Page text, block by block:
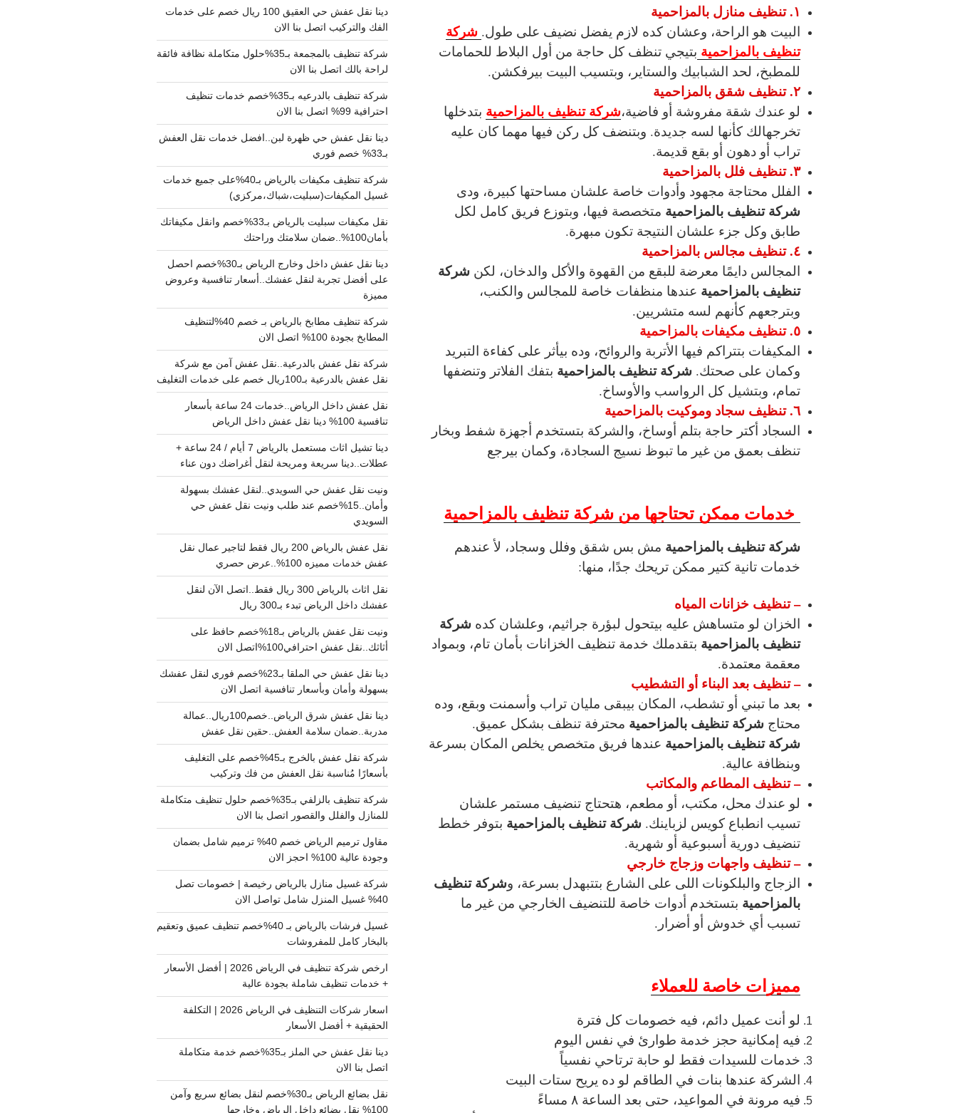
١. تنظيف منازل بالمزاحمية
البيت هو الراحة، وعشان كده لازم يفضل نضيف على طول. شركة
تنظيف بالمزاحمية بتيجي تنظف كل حاجة من أول البلاط للحمامات
للمطبخ، لحد الشبابيك والستاير، وبتسيب البيت بيرفكشن.
٢. تنظيف شقق بالمزاحمية
لو عندك شقة مفروشة أو فاضية،شركة تنظيف بالمزاحمية بتدخلها
تخرجهالك كأنها لسه جديدة. وبتنضف كل ركن فيها مهما كان عليه
تراب أو دهون أو بقع قديمة.
٣. تنظيف فلل بالمزاحمية
الفلل محتاجة مجهود وأدوات خاصة علشان مساحتها كبيرة، ودى
شركة تنظيف بالمزاحمية متخصصة فيها، وبتوزع فريق كامل لكل
طابق وكل جزء علشان النتيجة تكون مبهرة.
٤. تنظيف مجالس بالمزاحمية
المجالس دايمًا معرضة للبقع من القهوة والأكل والدخان، لكن شركة
تنظيف بالمزاحمية عندها منظفات خاصة للمجالس والكنب،
وبترجعهم كأنهم لسه متشريين.
٥. تنظيف مكيفات بالمزاحمية
المكيفات بتتراكم فيها الأتربة والروائح، وده بيأثر على كفاءة التبريد
وكمان على صحتك. شركة تنظيف بالمزاحمية بتفك الفلاتر وتنضفها
تمام، وبتشيل كل الرواسب والأوساخ.
٦. تنظيف سجاد وموكيت بالمزاحمية
السجاد أكتر حاجة بتلم أوساخ، والشركة بتستخدم أجهزة شفط وبخار
تنظف بعمق من غير ما تبوظ نسيج السجادة، وكمان بيرجع
خدمات ممكن تحتاجها من شركة تنظيف بالمزاحمية
شركة تنظيف بالمزاحمية مش بس شقق وفلل وسجاد، لأ عندهم
خدمات تانية كتير ممكن تريحك جدًا، منها:
– تنظيف خزانات المياه
الخزان لو متساهش عليه بيتحول لبؤرة جراثيم، وعلشان كده شركة
تنظيف بالمزاحمية بتقدملك خدمة تنظيف الخزانات بأمان تام، وبمواد
معقمة معتمدة.
– تنظيف بعد البناء أو التشطيب
بعد ما تبني أو تشطب، المكان بيبقى مليان تراب وأسمنت وبقع، وده
محتاج شركة تنظيف بالمزاحمية محترفة تنظف بشكل عميق.
شركة تنظيف بالمزاحمية عندها فريق متخصص يخلص المكان بسرعة
وبنظافة عالية.
– تنظيف المطاعم والمكاتب
لو عندك محل، مكتب، أو مطعم، هتحتاج تنضيف مستمر علشان
تسيب انطباع كويس لزباينك. شركة تنظيف بالمزاحمية بتوفر خطط
تنضيف دورية أسبوعية أو شهرية.
– تنظيف واجهات وزجاج خارجي
الزجاج والبلكونات اللى على الشارع بتتبهدل بسرعة، وشركة تنظيف
بالمزاحمية بتستخدم أدوات خاصة للتنضيف الخارجي من غير ما
تسبب أي خدوش أو أضرار.
مميزات خاصة للعملاء
لو أنت عميل دائم، فيه خصومات كل فترة
فيه إمكانية حجز خدمة طوارئ في نفس اليوم
خدمات للسيدات فقط لو حابة ترتاحي نفسياً
الشركة عندها بنات في الطاقم لو ده يريح ستات البيت
فيه مرونة في المواعيد، حتى بعد الساعة ٨ مساءً
دينا نقل عفش حي العقيق 100 ريال خصم على خدمات
الفك والتركيب اتصل بنا الان
شركة تنظيف بالمجمعة بـ35%حلول متكاملة نظافة فائقة
لراحة بالك اتصل بنا الان
شركة تنظيف بالدرعيه بـ35%خصم خدمات تنظيف
احترافية 99% اتصل بنا الان
دينا نقل عفش حي ظهرة لبن..افضل خدمات نقل العفش
بـ33% خصم فوري
شركة تنظيف مكيفات بالرياض بـ40%على جميع خدمات
غسيل المكيفات(سبليت،شباك،مركزي)
نقل مكيفات سبليت بالرياض بـ33%خصم وانقل مكيفاتك
بأمان100%..ضمان سلامتك وراحتك
دينا نقل عفش داخل وخارج الرياض بـ30%خصم احصل
على أفضل تجربة لنقل عفشك..أسعار تنافسية وعروض
مميزة
شركة تنظيف مطابخ بالرياض بـ خصم 40%لتنظيف
المطابخ بجودة 100% اتصل الان
شركة نقل عفش بالدرعية..نقل عفش آمن مع شركة
نقل عفش بالدرعية بـ100ريال خصم على خدمات التغليف
نقل عفش داخل الرياض..خدمات 24 ساعة بأسعار
تنافسية 100% دينا نقل عفش داخل الرياض
دينا تشيل اثاث مستعمل بالرياض 7 أيام / 24 ساعة +
عطلات..دينا سريعة ومريحة لنقل أغراضك دون عناء
ونيت نقل عفش حي السويدي..لنقل عفشك بسهولة
وأمان..15%خصم عند طلب ونيت نقل عفش حي
السويدي
نقل عفش بالرياض 200 ريال فقط لتاجير عمال نقل
عفش خدمات مميزه 100%..عرض حصري
نقل اثاث بالرياض 300 ريال فقط..اتصل الآن لنقل
عفشك داخل الرياض تبدء بـ300 ريال
ونيت نقل عفش بالرياض بـ18%خصم حافظ على
أثاثك..نقل عفش احترافي100%اتصل الان
دينا نقل عفش حي الملقا بـ23%خصم فوري لنقل عفشك
بسهولة وأمان وبأسعار تنافسية اتصل الان
دينا نقل عفش شرق الرياض..خصم100ريال..عمالة
مدربة..ضمان سلامة العفش..حقين نقل عفش
شركة نقل عفش بالخرج بـ45%خصم على التغليف
بأسعارًا مُناسبة نقل العفش من فك وتركيب
شركة تنظيف بالزلفي بـ35%خصم حلول تنظيف متكاملة
للمنازل والفلل والقصور اتصل بنا الان
مقاول ترميم الرياض خصم 40% ترميم شامل بضمان
وجودة عالية 100% احجز الان
شركة غسيل منازل بالرياض رخيصة | خصومات تصل
40% غسيل المنزل شامل تواصل الان
غسيل فرشات بالرياض بـ 40%خصم تنظيف عميق وتعقيم
بالبخار كامل للمفروشات
ارخص شركة تنظيف في الرياض 2026 | أفضل الأسعار
+ خدمات تنظيف شاملة بجودة عالية
اسعار شركات التنظيف في الرياض 2026 | التكلفة
الحقيقية + أفضل الأسعار
دينا نقل عفش حي الملز بـ35%خصم خدمة متكاملة
اتصل بنا الان
نقل بضائع الرياض بـ30%خصم لنقل بضائع سريع وآمن
100% نقل بضائع داخل الرياض وخارجها